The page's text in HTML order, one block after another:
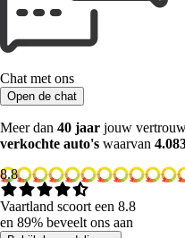
Chat met ons
Open de chat
Meer dan 40 jaar jouw
verkochte auto's waarvan
8.8
Vaartland scoort een 8.8
en 89% beveelt ons aan